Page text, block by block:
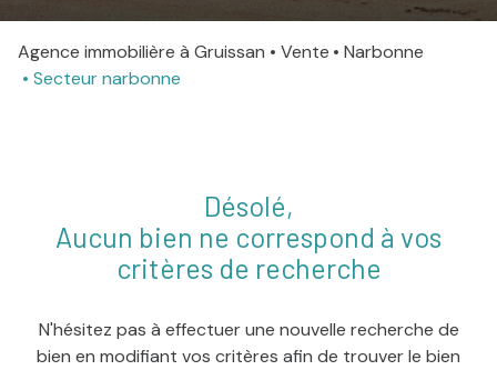
Contact
Agence immobilière à Gruissan Vente
Narbonne
Secteur narbonne
Désolé,
Aucun bien ne correspond à vos
critères de recherche
N'hésitez pas à effectuer une nouvelle recherche de
bien en modifiant vos critères afin de trouver le bien